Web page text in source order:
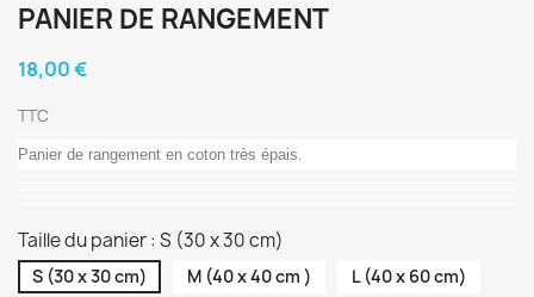
PANIER DE RANGEMENT
18,00 €
TTC
Panier de rangement en coton très épais.
Taille du panier : S (30 x 30 cm)
S (30 x 30 cm) M (40 x 40 cm ) L (40 x 60 cm)